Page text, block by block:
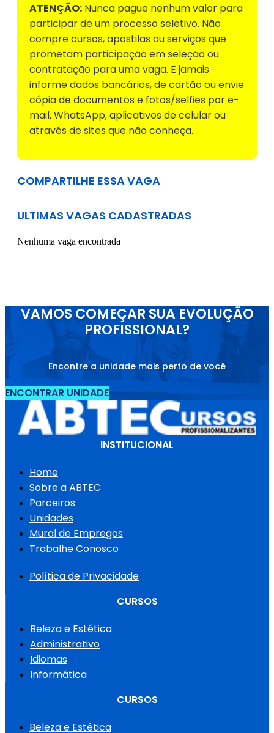
ATENÇÃO: Nunca pague nenhum valor para
participar de um processo seletivo. Não
compre cursos, apostilas ou serviços que
prometam participação em seleção ou
contratação para uma vaga. E jamais
informe dados bancários, de cartão ou envie
cópia de documentos e fotos/selfies por e-
mail, WhatsApp, aplicativos de celular ou
através de sites que não conheça.
COMPARTILHE ESSA VAGA
ULTIMAS VAGAS CADASTRADAS
Nenhuma vaga encontrada
VAMOS COMEÇAR SUA EVOLUÇÃO
PROFISSIONAL?
Encontre a unidade mais perto de você
ENCONTRAR UNIDADE
INSTITUCIONAL
Home
Sobre a ABTEC
Parceiros
Unidades
Mural de Empregos
Trabalhe Conosco
Política de Privacidade
CURSOS
Beleza e Estética
Administrativo
Idiomas
Informática
CURSOS
Beleza e Estética